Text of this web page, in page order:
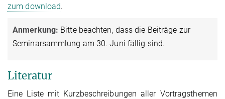
zum download.
Anmerkung: Bitte beachten, dass die Beiträge zur
Seminarsammlung am 30. Juni fällig sind.
Literatur
Eine Liste mit Kurzbeschreibungen aller Vortragsthemen